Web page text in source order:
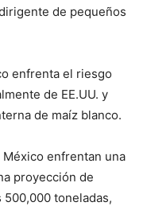
de pequeños
enfrenta el riesgo
de EE.UU. y
de maíz blanco.
enfrentan una
proyección de
toneladas,